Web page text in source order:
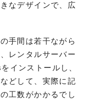
なデザインで、広
手間は若干ながら
レンタルサーバー
インストールし、
どして、実際に記
工数がかかるでし